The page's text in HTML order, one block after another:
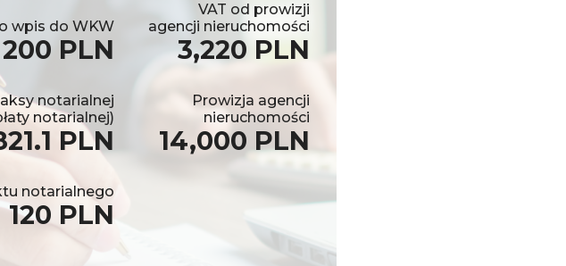
wpis do WKW
200 PLN
VAT od prowizji
agencji nieruchomości
3,220 PLN
notarialnej
notarialnej)
PLN
Prowizja agencji
nieruchomości
14,000 PLN
notarialnego
120 PLN